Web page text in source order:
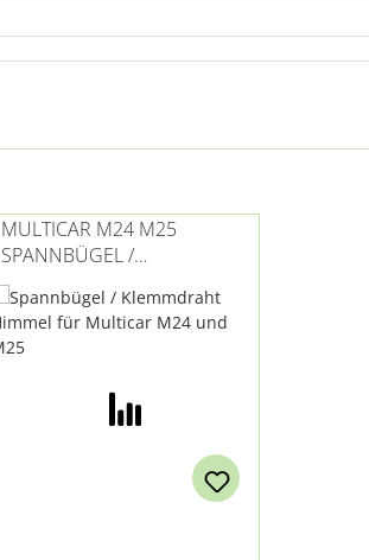
MULTICAR M24 M25
SPANNBÜGEL /
KLEMMDRAHT HIMMEL